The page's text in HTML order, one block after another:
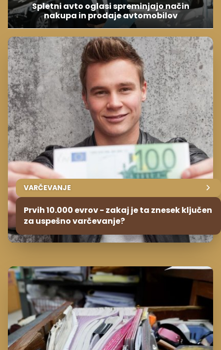
Spletni avto oglasi spreminjajo način
nakupa in prodaje avtomobilov
VARČEVANJE
Prvih 10.000 evrov - zakaj je ta znesek ključen
za uspešno varčevanje?